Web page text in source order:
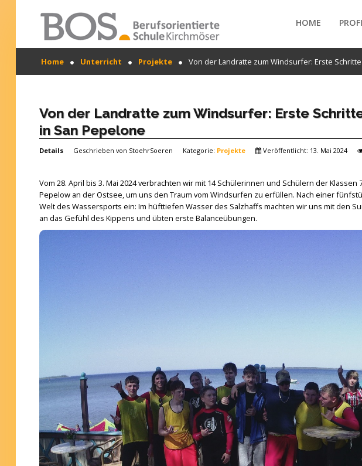
Warning: "continue" targeting switch is equivalent
to "break". Did you mean to use "continue 2"? in
/mnt/web417/e3/61/59568561/htdocs/forte2/templates/forte/vertex/
Unsere Schule
Termine
Mitwirkung
SUCHEN
HOME
Home Unterricht Projekte Von der Landratte zum Windsurfer: Erste
Von der Landratte zum Windsurfer: Erste
in San Pepelone
Details Geschrieben von StoehrSoeren Kategorie: Projekte Veröffentlicht: 13. Mai 2024
Vom 28. April bis 3. Mai 2024 verbrachten wir mit 14 Schülerinnen und Schülern der
Pepelow an der Ostsee, um uns den Traum vom Windsurfen zu erfüllen. Nach einer
Welt des Wassersports ein: Im hüfttiefen Wasser des Salzhaffs machten wir uns mit den
an das Gefühl des Kippens und übten erste Balanceübungen.